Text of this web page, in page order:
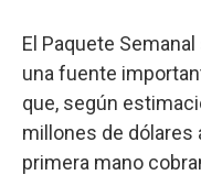
El Paquete
una fuente
que, según
millones de dólares
primera mano